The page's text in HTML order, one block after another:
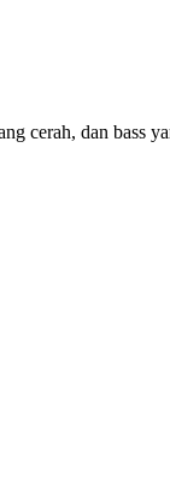
cerah, dan bass